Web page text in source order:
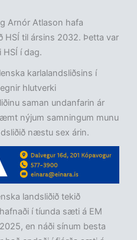
Arnór Atlason hafa
HSÍ til ársins 2032. Þetta var
í dag.
karlalandsliðsins í
hlutverki
saman undanfarin ár
nýjum samningum munu
næstu sex árin.
landsliðið tekið
í tíunda sæti á EM
en náði sínum besta